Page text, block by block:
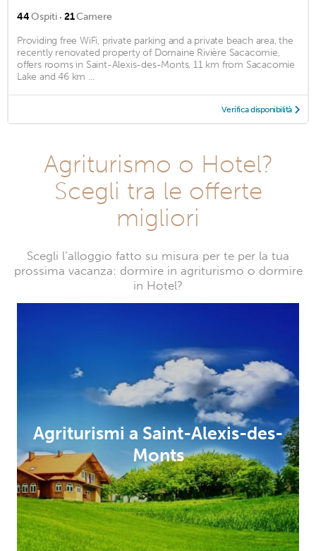
44Ospiti · 21Camere
Providing free WiFi, private parking and a private beach area, the
recently renovated property of Domaine Rivière Sacacomie,
offers rooms in Saint-Alexis-des-Monts, 11 km from Sacacomie
Lake and 46 km ...
Verifica disponibilità
Agriturismo o Hotel?
Scegli tra le offerte
migliori
Scegli l’alloggio fatto su misura per te per la tua
prossima vacanza: dormire in agriturismo o dormire
in Hotel?
Agriturismi a Saint-Alexis-des-
Monts